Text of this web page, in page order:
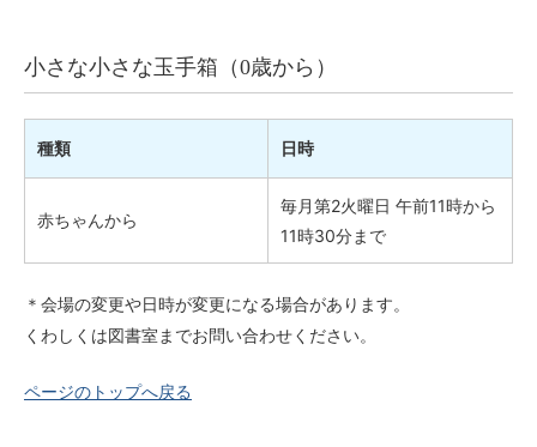
小さな小さな玉手箱（0歳から）
種類 日時
赤ちゃんから
毎月第2火曜日 午前11時から
11時30分まで
＊会場の変更や日時が変更になる場合があります。
くわしくは図書室までお問い合わせください。
ページのトップへ戻る